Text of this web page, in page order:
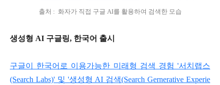
출처 : 화자가 직접 구글 AI를 활용하여 검색한 모습
생성형 AI 구​글링, 한국어 출시
구글이 한국어로 이용가능한 미래형 검색 경험 '서치랩스
(Search Labs)' 및 '생성형 AI 검색(Search Gernerative Experie